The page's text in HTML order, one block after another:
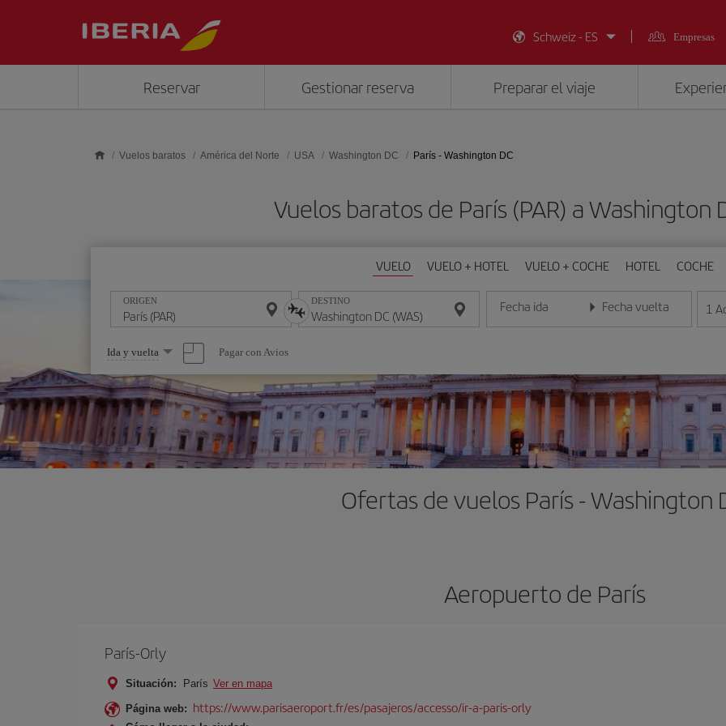
Schweiz - ES
Empresas
Reservar Gestionar reserva Preparar el viaje
Vuelos baratos América del Norte USA Washington DC París - Washington DC
Vuelos baratos de París (PAR) a Washington
VUELO VUELO + HOTEL VUELO + COCHE HOTEL COCHE
ORIGEN DESTINO Fecha ida
Introduce la fecha en formato día/mes/año
Fecha vuelta
Introduce la fecha en 1
Seleccione
una
opción
Ida y vuelta Pagar con Avios
Ofertas de vuelos París - Washington
Aeropuerto de París
París-Orly
Situación: París Ver en mapa
Página web: https://www.parisaeroport.fr/es/pasajeros/accesso/ir-a-paris-orly